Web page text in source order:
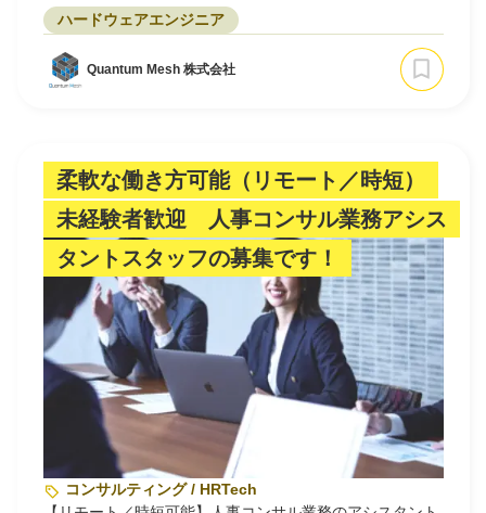
ハードウェアエンジニア
Quantum Mesh 株式会社
柔軟な働き方可能（リモート／時短）
未経験者歓迎 人事コンサル業務アシス
タントスタッフの募集です！
コンサルティング / HRTech